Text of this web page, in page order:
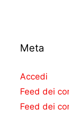
Meta
Accedi
Feed dei
Feed dei